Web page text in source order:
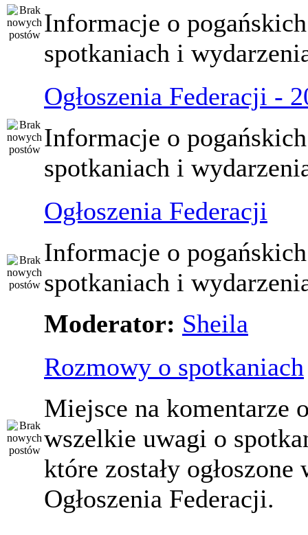
Informacje o pogańskich
spotkaniach i
Ogłoszenia Federacji -
Informacje o pogańskich
spotkaniach i
Ogłoszenia Federacji
Informacje o pogańskich
spotkaniach i
Moderator: Sheila
Rozmowy o spotkaniach
Miejsce na komentarze
wszelkie uwagi o
które zostały ogłoszone
Ogłoszenia Federacji.